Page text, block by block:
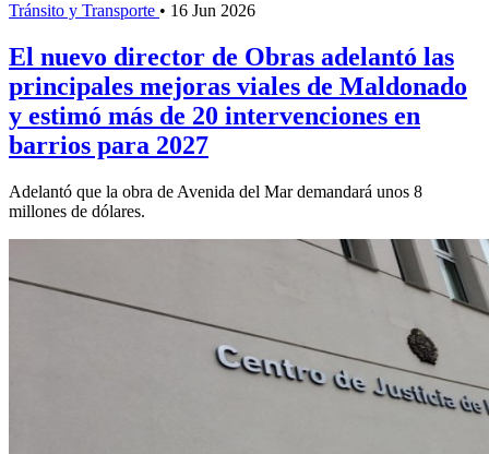
Tránsito y Transporte • 16 Jun 2026
El nuevo director de Obras adelantó las
principales mejoras viales de Maldonado
y estimó más de 20 intervenciones en
barrios para 2027
Adelantó que la obra de Avenida del Mar demandará unos 8
millones de dólares.